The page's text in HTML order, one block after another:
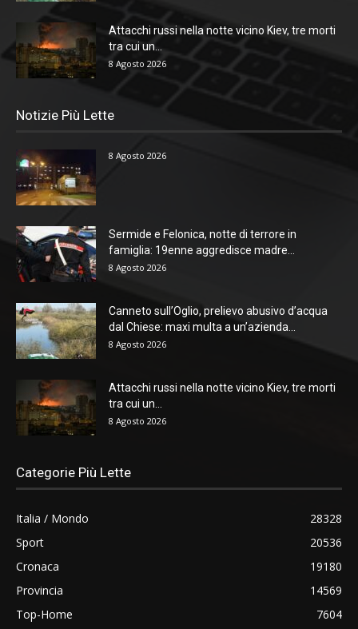
Attacchi russi nella notte vicino Kiev, tre morti
tra cui un...
8 Agosto 2026
Notizie Più Lette
8 Agosto 2026
Sermide e Felonica, notte di terrore in
famiglia: 19enne aggredisce madre...
8 Agosto 2026
Canneto sull’Oglio, prelievo abusivo d’acqua
dal Chiese: maxi multa a un’azienda...
8 Agosto 2026
Attacchi russi nella notte vicino Kiev, tre morti
tra cui un...
8 Agosto 2026
Categorie Più Lette
Italia / Mondo
28328
Sport
20536
Cronaca
19180
Provincia
14569
Top-Home
7604